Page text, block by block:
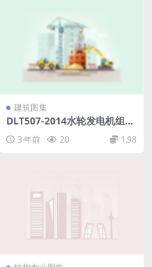
建筑图集
DLT507-2014水轮发电机组启
3 年前 20 1.98